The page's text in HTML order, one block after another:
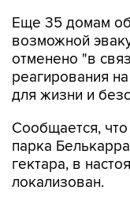
Еще 35 домам
возможной
отменено "в
реагирования
для жизни и
Сообщается,
парка
гектара, в
локализован.